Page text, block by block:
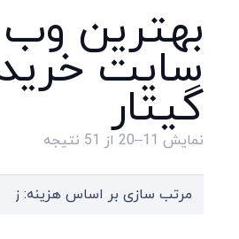
بهترین وب
سایت
گیتار
نمایش 11–20 از 51 نتیجه
price: